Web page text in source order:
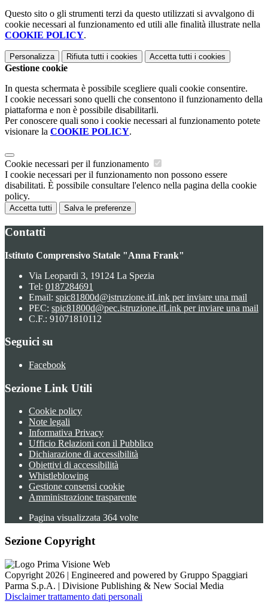
Questo sito o gli strumenti terzi da questo utilizzati si avvalgono di
cookie necessari al funzionamento ed utili alle finalità illustrate nella
COOKIE POLICY.
Personalizza Rifiuta tutti i cookies Accetta tutti i cookies
Gestione cookie
In questa schermata è possibile scegliere quali cookie consentire.
I cookie necessari sono quelli che consentono il funzionamento della
piattaforma e non è possibile disabilitarli.
Per conoscere quali sono i cookie necessari al funzionamento potete
visionare la COOKIE POLICY.
Cookie necessari per il funzionamento
I cookie necessari per il funzionamento non possono essere
disabilitati. È possibile consultare l'elenco nella pagina della cookie
policy.
Accetta tutti Salva le preferenze
Contatti
Istituto Comprensivo Statale "Anna Frank"
Via Leopardi 3, 19124 La Spezia
Tel: 0187284691
Email: spic81800d@istruzione.itLink per inviare una mail
PEC: spic81800d@pec.istruzione.itLink per inviare una mail
C.F.: 91071810112
Seguici su
Facebook
Sezione Link Utili
Cookie policy
Note legali
Informativa Privacy
Ufficio Relazioni con il Pubblico
Dichiarazione di accessibilità
Obiettivi di accessibilità
Whistleblowing
Gestione consensi cookie
Amministrazione trasparente
Pagina visualizzata 364 volte
Sezione Copyright
Copyright 2026 | Engineered and powered by Gruppo Spaggiari
Parma S.p.A. | Divisione Publishing & New Social Media
Disclaimer trattamento dati personali